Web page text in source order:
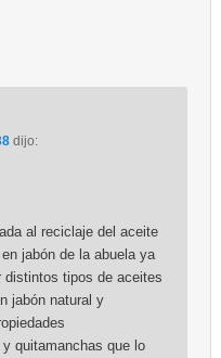
dijo:
al reciclaje del aceite
jabón de la abuela ya
distintos tipos de aceites
jabón natural y
quitamanchas que lo